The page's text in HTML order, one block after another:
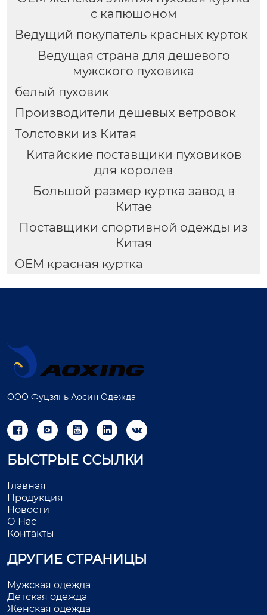
с капюшоном
Ведущий покупатель красных курток
Ведущая страна для дешевого
мужского пуховика
белый пуховик
Производители дешевых ветровок
Толстовки из Китая
Китайские поставщики пуховиков
для королев
Большой размер куртка завод в
Китае
Поставщики спортивной одежды из
Китая
OEM красная куртка
ООО Фуцзянь Аосин Одежда
    
БЫСТРЫЕ ССЫЛКИ
Главная
Продукция
Новости
О Нас
Контакты
ДРУГИЕ СТРАНИЦЫ
Мужская одежда
Детская одежда
Женская одежда